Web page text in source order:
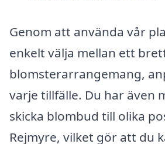
Genom att använda vår
enkelt välja mellan ett
blomsterarrangemang,
varje tillfälle. Du har även
skicka blombud till olika
Rejmyre, vilket gör att du